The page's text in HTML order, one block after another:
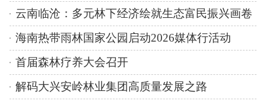
云南临沧：多元林下经济绘就生态富民振兴画卷
海南热带雨林国家公园启动2026媒体行活动
首届森林疗养大会召开
解码大兴安岭林业集团高质量发展之路